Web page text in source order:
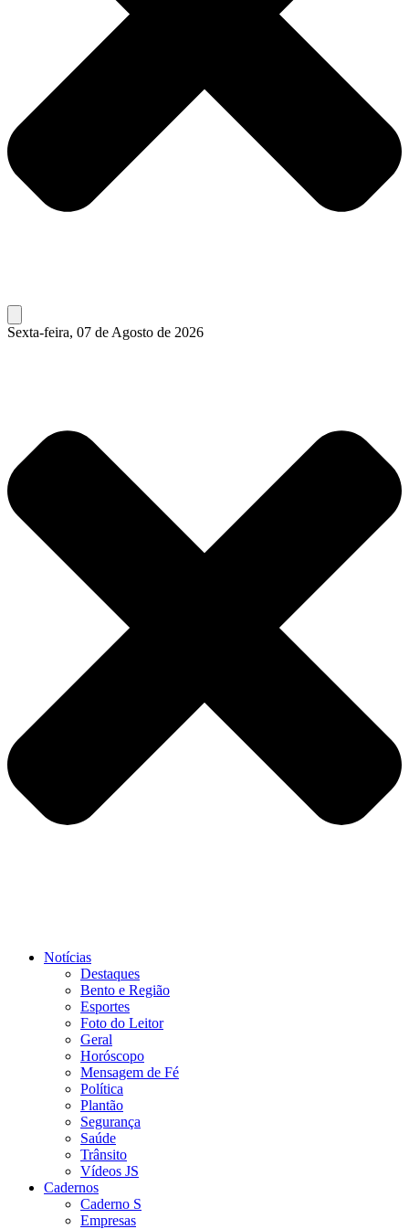
Sexta-feira, 07 de Agosto de 2026
Notícias
Destaques
Bento e Região
Esportes
Foto do Leitor
Geral
Horóscopo
Mensagem de Fé
Política
Plantão
Segurança
Saúde
Trânsito
Vídeos JS
Cadernos
Caderno S
Empresas